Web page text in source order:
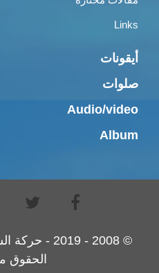
Links
أيقونات
صلوات
Audio/video
Album
© 2008 - 2019
الحقوق